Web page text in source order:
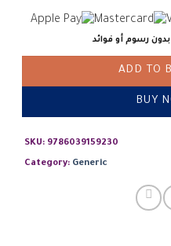
رسوم أو فوائد
ADD TO
BUY
SKU: 9786039159230
Category: Generic